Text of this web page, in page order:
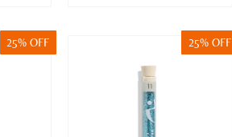
25% OFF 25% OFF